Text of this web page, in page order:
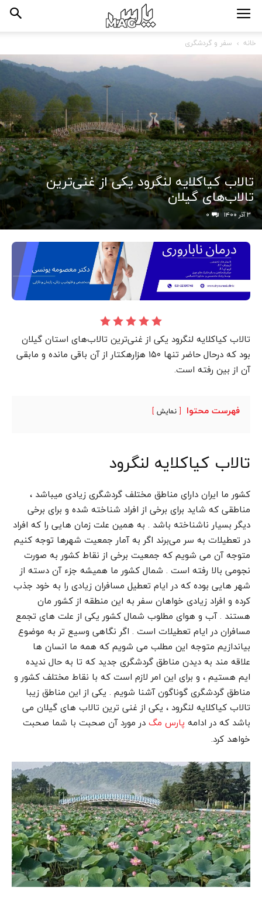
خانه سفر و گردشگری
تالاب کیاکلایه لنگرود یکی از غنی‌ترین
تالاب‌های گیلان
۳ آذر ۱۴۰۰ ۰
تالاب کیاکلایه لنگرود یکی از غنی‌ترین تالاب‌های استان گیلان
بود که درحال حاضر تنها ۱۵۰ هزارهکتار از آن باقی مانده و مابقی
آن از بین رفته است.
فهرست محتوا نمایش
تالاب کیاکلایه لنگرود
کشور ما ایران دارای مناطق مختلف گردشگری زیادی میباشد ،
مناطقی که شاید برای برخی از افراد شناخته شده و برای برخی
دیگر بسیار ناشناخته باشد . به همین علت زمان هایی را که افراد
در تعطیلات به سر می‌برند اگر به آمار جمعیت شهرها توجه کنیم
متوجه آن می شویم که جمعیت برخی از نقاط کشور به صورت
نجومی بالا رفته است . شمال کشور ما همیشه جزء آن دسته از
شهر هایی بوده که در ایام تعطیل مسافران زیادی را به خود جذب
کرده و افراد زیادی خواهان سفر به این منطقه از کشور مان
هستند . آب و هوای مطلوب شمال کشور یکی از علت های تجمع
مسافران در ایام تعطیلات است . اگر نگاهی وسیع تر به موضوع
بیاندازیم متوجه این مطلب می شویم که همه ما انسان ها
علاقه مند به دیدن مناطق گردشگری جدید که تا به حال ندیده
ایم هستیم ، و برای این امر لازم است که با نقاط مختلف کشور و
مناطق گردشگری گوناگون آشنا شویم . یکی از این مناطق زیبا
تالاب کیاکلایه لنگرود ، یکی از غنی ترین تالاب های گیلان می
باشد که در ادامه پارس مگ در مورد آن صحبت با شما صحبت
خواهد کرد.